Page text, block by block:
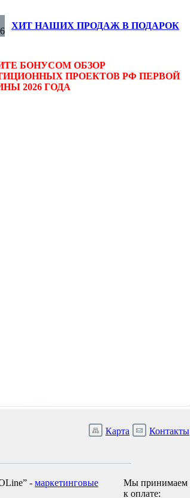
ХИТ НАШИХ ПРОДАЖ В ПОДАРОК
БОНУСОМ ОБЗОР
ПРОЕКТОВ РФ ПЕРВОЙ
2026 ГОДА
Карта Контакты
- маркетинговые
Мы принимаем
к оплате: